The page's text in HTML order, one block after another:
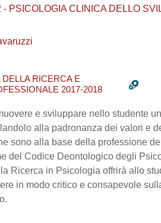
- PSICOLOGIA CLINICA DELLO
RICERCA E
2017-2018
e sviluppare nello studente
alla padronanza dei valori e
sono alla base della professione
del Codice Deontologico degli
Ricerca in Psicologia offrirà allo
in modo critico e consapevole